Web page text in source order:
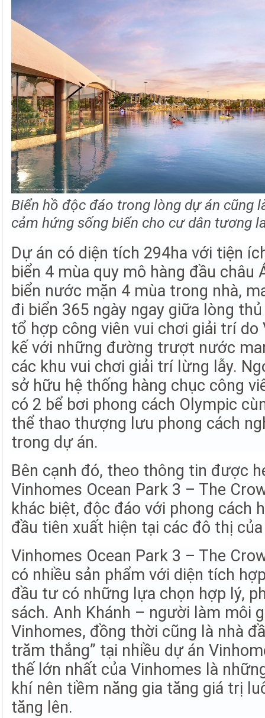
Biển hồ độc đáo trong lòng dự án cũng
cảm hứng sống biển cho cư dân tương
Dự án có diện tích 294ha với tiện
biển 4 mùa quy mô hàng đầu châu
biển nước mặn 4 mùa trong nhà,
đi biển 365 ngày ngay giữa lòng
tổ hợp công viên vui chơi giải trí do
kế với những đường trượt nước
các khu vui chơi giải trí lừng lẫy.
sở hữu hệ thống hàng chục công
có 2 bể bơi phong cách Olympic
thể thao thượng lưu phong cách
trong dự án.
Bên cạnh đó, theo thông tin được
Vinhomes Ocean Park 3 – The
khác biệt, độc đáo với phong cách
đầu tiên xuất hiện tại các đô thị
Vinhomes Ocean Park 3 – The
có nhiều sản phẩm với diện tích
đầu tư có những lựa chọn hợp lý,
sách. Anh Khánh – người làm môi
Vinhomes, đồng thời cũng là nhà
trăm thắng” tại nhiều dự án
thế lớn nhất của Vinhomes là
khí nên tiềm năng gia tăng giá trị
tăng lên.